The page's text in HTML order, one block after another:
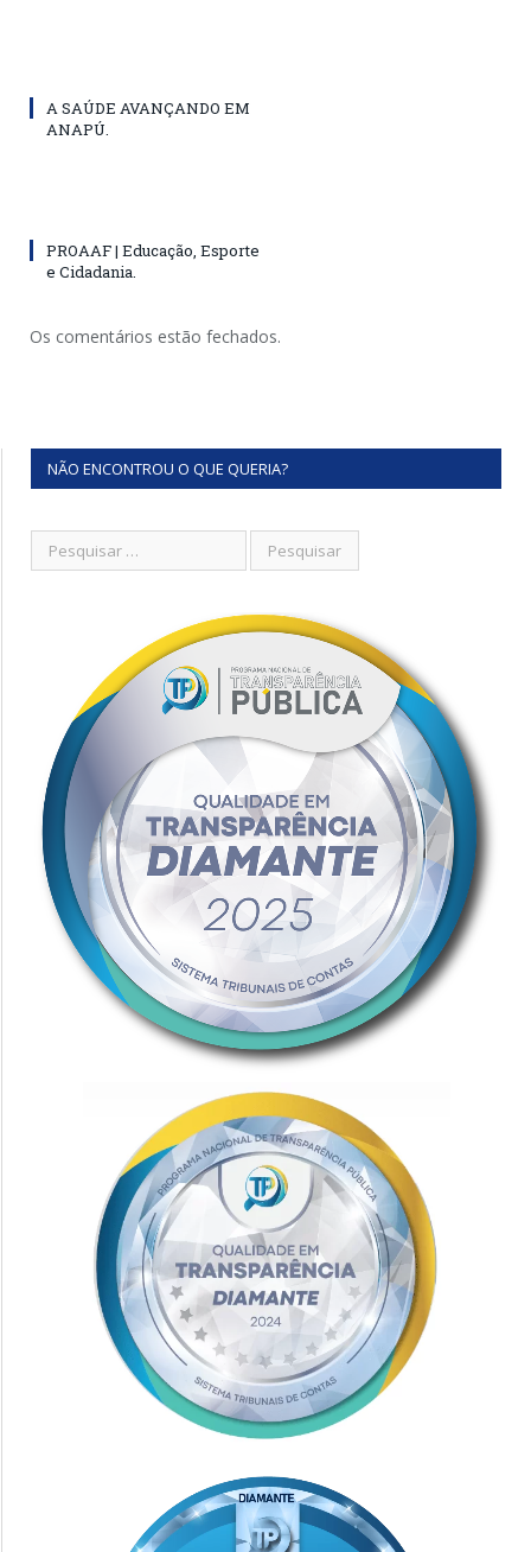
A SAÚDE AVANÇANDO EM
ANAPÚ.
PROAAF | Educação, Esporte
e Cidadania.
Os comentários estão fechados.
NÃO ENCONTROU O QUE QUERIA?